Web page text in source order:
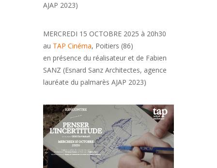
AJAP 2023)
MERCREDI 15 OCTOBRE 2025 à 20h30
au TAP Cinéma, Poitiers (86)
en présence du réalisateur et de Fabien
SANZ (Esnard Sanz Architectes, agence
lauréate du palmarès AJAP 2023)